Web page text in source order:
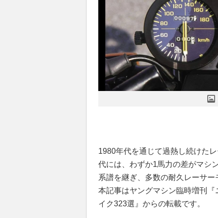
1980年代を通じて過熱し続けた
代には、わずか1馬力の差がマシ
系譜を継ぎ、多数の耐久レーサー
本記事はヤングマシン臨時増刊
イク323選』からの転載です。